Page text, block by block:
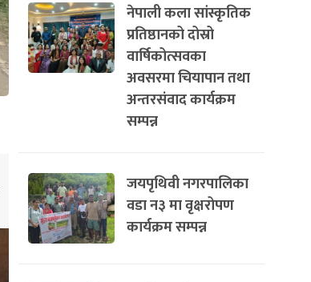
नेपाली कला सांस्कृतिक
प्रतिष्ठानको दोस्रो
वार्षिकोत्सवका
अवसरमा चियापान तथा
अन्तरसंवाद कार्यक्रम
सम्पन्न
जयपृथिवी नगरपालिका
वडा न३ मा वृक्षरोपण
कार्यक्रम सम्पन्न